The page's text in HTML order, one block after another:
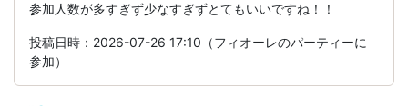
参加人数が多すぎず少なすぎずとてもいいですね！！
投稿日時：2026-07-26 17:10（フィオーレのパーティーに
参加）